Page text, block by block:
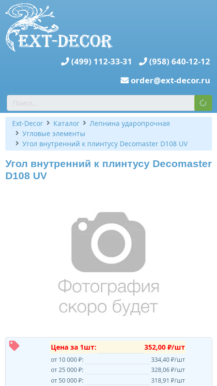
(499) 112-33-31
(958) 640-12-12
order@ext-decor.ru
Ext-Decor Каталог
Лепнина ударопрочная
Угловые элементы
Угол внутренний к плинтусу Decomaster D108 UV
Угол внутренний к плинтусу Decomaster
D108 UV
Цена за 1шт: 352,00 ₽/шт
от 10 000 ₽:
334,40 ₽/шт
от 25 000 ₽:
328,06 ₽/шт
от 50 000 ₽:
318,91 ₽/шт